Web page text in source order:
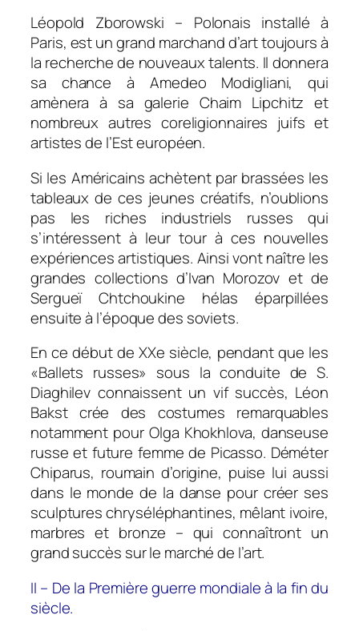
Léopold Zborowski – Polonais installé à
Paris, est un grand marchand d’art toujours à
la recherche de nouveaux talents. Il donnera
sa chance à Amedeo Modigliani, qui
amènera à sa galerie Chaim Lipchitz et
nombreux autres coreligionnaires juifs et
artistes de l’Est européen.
Si les Américains achètent par brassées les
tableaux de ces jeunes créatifs, n’oublions
pas les riches industriels russes qui
s’intéressent à leur tour à ces nouvelles
expériences artistiques. Ainsi vont naître les
grandes collections d’Ivan Morozov et de
Sergueï Chtchoukine hélas éparpillées
ensuite à l’époque des soviets.
En ce début de XXe siècle, pendant que les
«Ballets russes» sous la conduite de S.
Diaghilev connaissent un vif succès, Léon
Bakst crée des costumes remarquables
notamment pour Olga Khokhlova, danseuse
russe et future femme de Picasso. Déméter
Chiparus, roumain d’origine, puise lui aussi
dans le monde de la danse pour créer ses
sculptures chryséléphantines, mêlant ivoire,
marbres et bronze – qui connaîtront un
grand succès sur le marché de l’art.
II – De la Première guerre mondiale à la fin du
siècle.